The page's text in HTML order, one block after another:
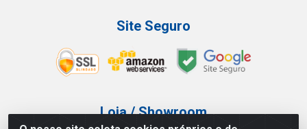
Site Seguro
Loja / Showroom